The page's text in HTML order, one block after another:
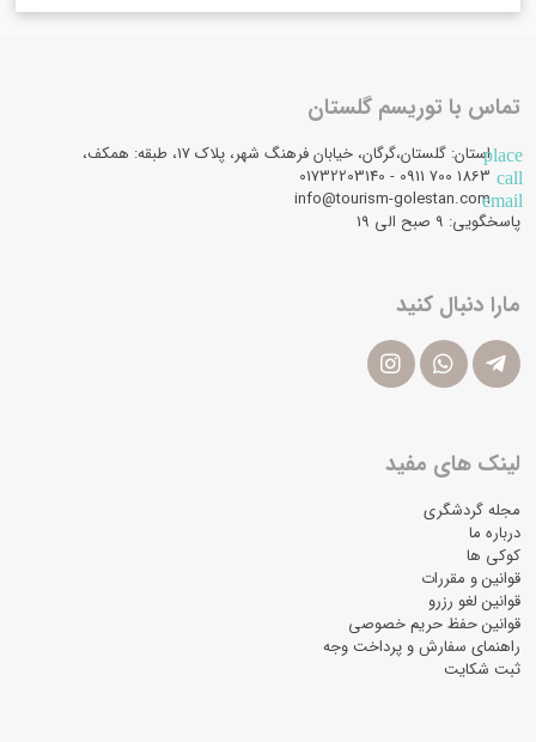
تماس با توریسم گلستان
placeاستان: گلستان،گرگان، خیابان فرهنگ شهر، پلاک 17، طبقه: همکف،
call
email
info@tourism-golestan.com
پاسخگویی: ۹ صبح الی 19
مارا دنبال کنید
لینک های مفید
مجله گردشگری
درباره ما
کوکی ها
قوانین و مقررات
قوانین لغو رزرو
قوانین حفظ حریم خصوصی
راهنمای سفارش و پرداخت وجه
ثبت شکایت